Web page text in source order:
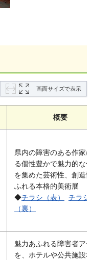
画面サイズで表示
概要
県内の障害のある作家
る個性豊かで魅力的な
を集めた芸術性、創造
ふれる本格的美術展
◆チラシ（表）
チラシ
（裏）
魅力あふれる障害者ア
を、ホテルや公共施設